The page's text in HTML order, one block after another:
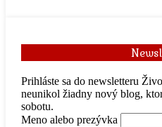
Prihláste sa do newsletteru
neunikol žiadny nový blog,
sobotu.
Meno alebo prezývka